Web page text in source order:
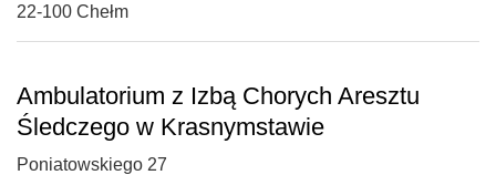
22-100 Chełm
Ambulatorium z Izbą Chorych Aresztu
Śledczego w Krasnymstawie
Poniatowskiego 27